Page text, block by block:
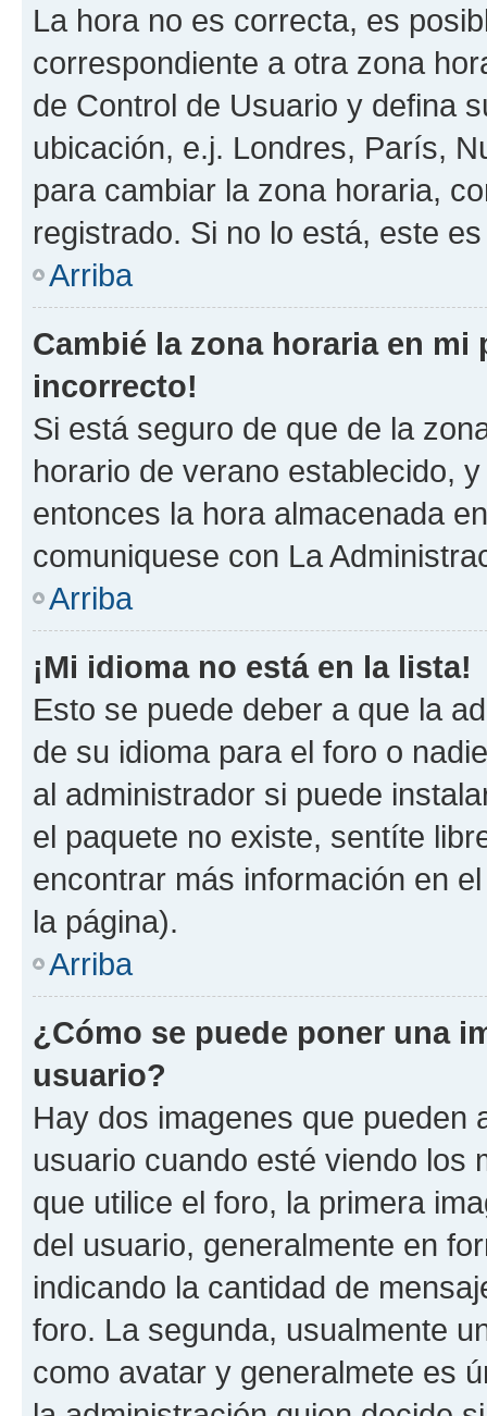
La hora no es correcta, es
correspondiente a otra zona
de Control de Usuario y defina
ubicación, e.j. Londres, París,
para cambiar la zona horaria,
registrado. Si no lo está, este
Arriba
Cambié la zona horaria en
incorrecto!
Si está seguro de que de la
horario de verano establecido,
entonces la hora almacenada
comuniquese con La
Arriba
¡Mi idioma no está en la lista!
Esto se puede deber a que la
de su idioma para el foro o
al administrador si puede
el paquete no existe, sentíte
encontrar más información en
la página).
Arriba
¿Cómo se puede poner una
usuario?
Hay dos imagenes que pueden
usuario cuando esté viendo los
que utilice el foro, la primera
del usuario, generalmente en
indicando la cantidad de
foro. La segunda, usualmente
como avatar y generalmete es